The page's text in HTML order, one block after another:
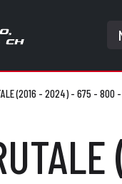
(2016 - 2024) - 675 - 800 -